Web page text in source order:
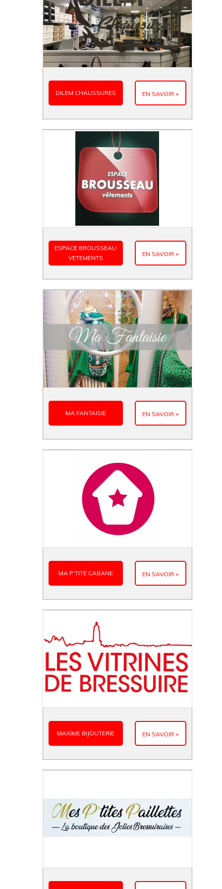
DILEM CHAUSSURES EN SAVOIR +
ESPACE BROUSSEAU
VETEMENTS
EN SAVOIR +
MA FANTAISIE EN SAVOIR +
MA P'TITE CABANE EN SAVOIR +
MAXIME BIJOUTERIE EN SAVOIR +